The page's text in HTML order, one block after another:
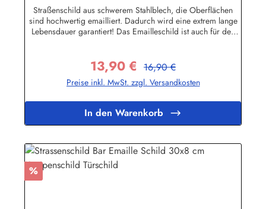
Straßenschild aus schwerem Stahlblech, die Oberflächen
sind hochwertig emailliert. Dadurch wird eine extrem lange
Lebensdauer garantiert! Das Emailleschild ist auch für den
stand! Sie wollen sich das Schild mit Ihrem eigenen Text
beschriften lassen? Hier geht's zu den Sonderanfertigungen
für Emaille Straßenschilder Herstellerinformationen:Buddel-
Hamburginfo@buddel.de
Verkaufspreis:
13,90 € Regulärer Preis:
16,90 €
Preise inkl. MwSt. zzgl. Versandkosten
In den Warenkorb
Rabatt
%